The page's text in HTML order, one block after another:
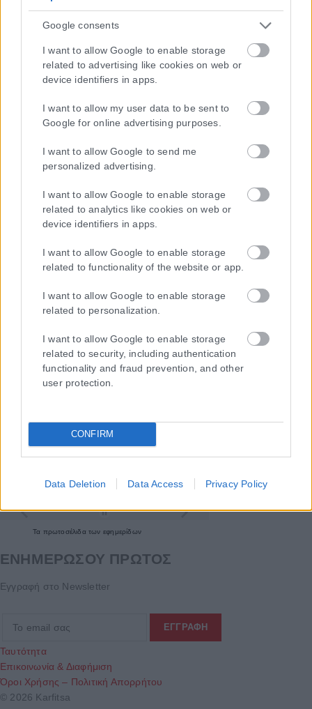
Google consents
I want to allow Google to enable storage
related to advertising like cookies on web or
device identifiers in apps.
I want to allow my user data to be sent to
Google for online advertising purposes.
I want to allow Google to send me
personalized advertising.
I want to allow Google to enable storage
related to analytics like cookies on web or
device identifiers in apps.
I want to allow Google to enable storage
related to functionality of the website or app.
I want to allow Google to enable storage
related to personalization.
I want to allow Google to enable storage
related to security, including authentication
functionality and fraud prevention, and other
user protection.
CONFIRM
Data Deletion Data Access Privacy Policy
Η εταιρεία με την επωνυμία “POLITICAL MEDIA GROUP A.E.” και κατ’
επέκταση η ιστοσελίδα που κατέχει αυτή “www.karfitsa.gr”
συμμορφώνονται με τη Σύσταση (ΕΕ) 2018/334 της Επιτροπής της
1ης Μαρτίου 2018 σχετικά με τα μέτρα για την αποτελεσματική
αντιμετώπιση του παράνομου περιεχομένου στο διαδίκτυο (L 63).
Μοναδικός αριθμός Μ.Η.Τ. 262048
ΤΑ ΠΡΩΤΟΣΕΛΙΔΑ ΣΗΜΕΡΑ
Τα πρωτοσέλιδατων εφημερίδων
ΕΝΗΜΕΡΩΣΟΥ ΠΡΩΤΟΣ
Εγγραφή στο Newsletter
Ταυτότητα
Επικοινωνία & Διαφήμιση
Όροι Χρήσης – Πολιτική Απορρήτου
© 2026 Karfitsa